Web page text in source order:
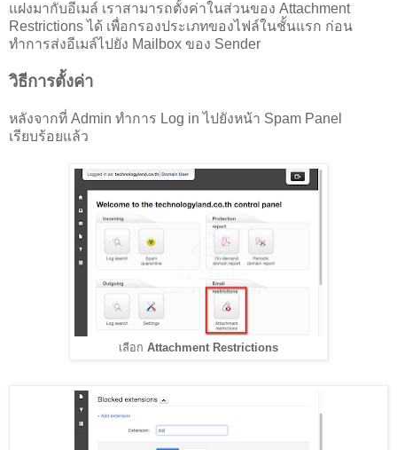
แฝงมากับอีเมล์ เราสามารถตั้งค่าในส่วนของ Attachment
Restrictions ได้ เพื่อกรองประเภทของไฟล์ในชั้นแรก ก่อน
ทำการส่งอีเมล์ไปยัง Mailbox ของ Sender
วิธีการตั้งค่า
หลังจากที่ Admin ทำการ Log in ไปยังหน้า Spam Panel
เรียบร้อยแล้ว
เลือก Attachment Restrictions